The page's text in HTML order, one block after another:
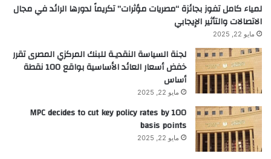
لمياء كامل تفوز بجائزة “مصريات مؤثرات” تكريماً لدورها الرائد في مجال
الاتصالات والتأثير الإيجابي
مايو 22, 2025
لجنة السياسة النقديـة للبنك المركزي المصرى تقرر
خفض أسعار العائد الأساسية بواقع 100 نقطة
أساس
مايو 22, 2025
MPC decides to cut key policy rates by 100
basis points
مايو 22, 2025